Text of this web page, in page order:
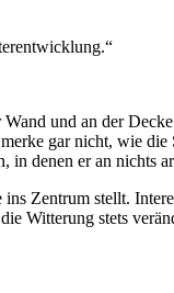
und an der
gar nicht, wie die
in denen er an nichts
Zentrum stellt.
Witterung stets